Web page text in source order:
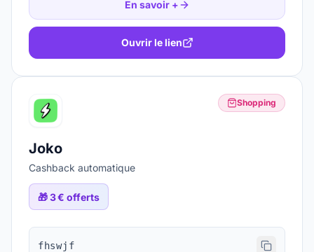
En savoir +
Ouvrir le lien
Shopping
Joko
Cashback automatique
🎁3 € offerts
fhswjf